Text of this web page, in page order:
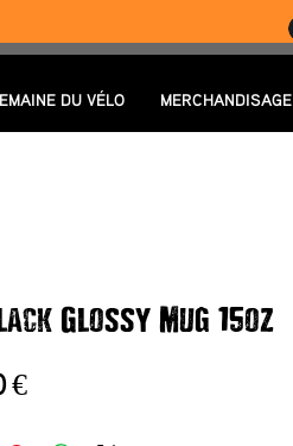
DU VÉLO MERCHANDISAGE
Glossy Mug 15oz
€Prix